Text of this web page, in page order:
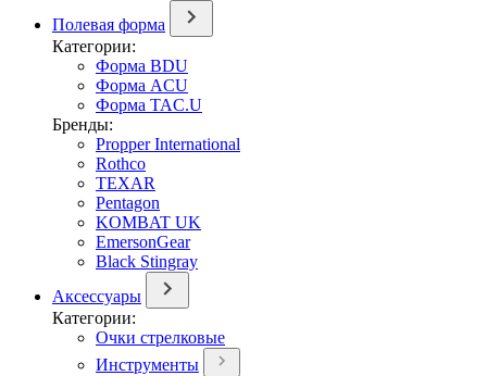
Полевая форма
Категории:
Форма BDU
Форма ACU
Форма TAC.U
Бренды:
Propper International
Rothco
TEXAR
Pentagon
KOMBAT UK
EmersonGear
Black Stingray
Аксессуары
Категории:
Очки стрелковые
Инструменты